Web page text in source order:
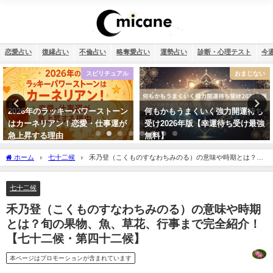
恋愛占い 復縁占い 不倫占い 略奪愛占い 運勢占い 診断・心理テスト 今
おまじない
何もかもうまくいく強力開運待ち
受け2026年版【幸運待ち受け最強
無料】
復縁
タロット占い・元彼の今の私に対
する気持ちは？どう思ってる？
ホーム 七十二候
禾乃登（こくものすなわちみのる）の意味や時期とは？旬
の果物、魚、草花、行事まで完全紹介！【七十二候・第四十二候】
七十二候
禾乃登（こくものすなわちみのる）の意味や時期
とは？旬の果物、魚、草花、行事まで完全紹介！
【七十二候・第四十二候】
本ページはプロモーションが含まれています